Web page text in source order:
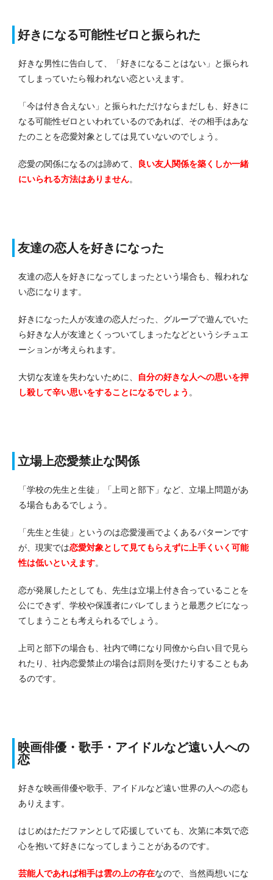
好きになる可能性ゼロと振られた
好きな男性に告白して、「好きになることはない」と振られ
てしまっていたら報われない恋といえます。
「今は付き合えない」と振られただけならまだしも、好きに
なる可能性ゼロといわれているのであれば、その相手はあな
たのことを恋愛対象としては見ていないのでしょう。
恋愛の関係になるのは諦めて、
良い友人関係を築くしか一緒
にいられる方法はありません。
友達の恋人を好きになった
友達の恋人を好きになってしまったという場合も、報われな
い恋になります。
好きになった人が友達の恋人だった、グループで遊んでいた
ら好きな人が友達とくっついてしまったなどというシチュエ
ーションが考えられます。
大切な友達を失わないために、
自分の好きな人への思いを押
し殺して辛い思いをすることになるでしょう 。
立場上恋愛禁止な関係
「学校の先生と生徒」「上司と部下」など、立場上問題があ
る場合もあるでしょう。
「先生と生徒」というのは恋愛漫画でよくあるパターンです
が、現実では恋愛対象として見てもらえずに上手くいく可能
性は低いといえます。
恋が発展したとしても、先生は立場上付き合っていることを
公にできず、学校や保護者にバレてしまうと最悪クビになっ
てしまうことも考えられるでしょう。
上司と部下の場合も、社内で噂になり同僚から白い目で見ら
れたり、社内恋愛禁止の場合は罰則を受けたりすることもあ
るのです。
映画俳優・歌手・アイドルなど遠い人への
恋
好きな映画俳優や歌手、アイドルなど遠い世界の人への恋も
ありえます。
はじめはただファンとして応援していても、次第に本気で恋
心を抱いて好きになってしまうことがあるのです。
芸能人であれば相手は雲の上の存在なので、当然両想いにな